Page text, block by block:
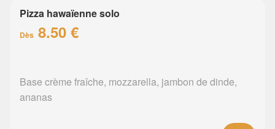
Pizza hawaïenne solo
Dès 8.50 €
Base crème fraîche, mozzarella, jambon de dinde,
ananas